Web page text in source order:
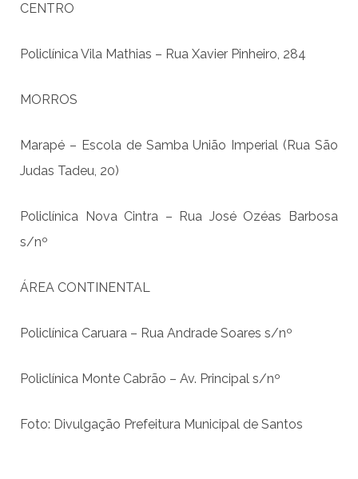
CENTRO
Policlínica Vila Mathias – Rua Xavier Pinheiro, 284
MORROS
Marapé – Escola de Samba União Imperial (Rua São
Judas Tadeu, 20)
Policlínica Nova Cintra – Rua José Ozéas Barbosa
s/nº
ÁREA CONTINENTAL
Policlínica Caruara – Rua Andrade Soares s/nº
Policlínica Monte Cabrão – Av. Principal s/nº
Foto: Divulgação Prefeitura Municipal de Santos